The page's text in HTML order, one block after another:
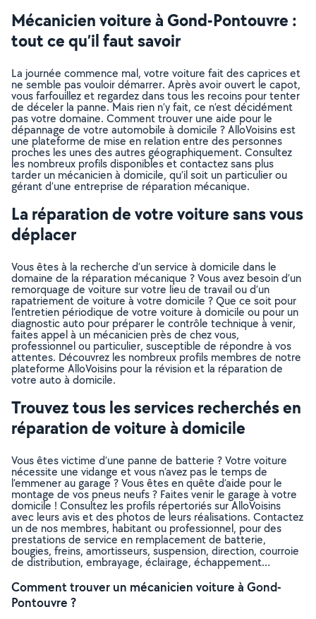
Mécanicien voiture à Gond-Pontouvre :
tout ce qu’il faut savoir
La journée commence mal, votre voiture fait des caprices et
ne semble pas vouloir démarrer. Après avoir ouvert le capot,
vous farfouillez et regardez dans tous les recoins pour tenter
de déceler la panne. Mais rien n’y fait, ce n’est décidément
pas votre domaine. Comment trouver une aide pour le
dépannage de votre automobile à domicile ? AlloVoisins est
une plateforme de mise en relation entre des personnes
proches les unes des autres géographiquement. Consultez
les nombreux profils disponibles et contactez sans plus
tarder un mécanicien à domicile, qu’il soit un particulier ou
gérant d’une entreprise de réparation mécanique.
La réparation de votre voiture sans vous
déplacer
Vous êtes à la recherche d’un service à domicile dans le
domaine de la réparation mécanique ? Vous avez besoin d’un
remorquage de voiture sur votre lieu de travail ou d’un
rapatriement de voiture à votre domicile ? Que ce soit pour
l’entretien périodique de votre voiture à domicile ou pour un
diagnostic auto pour préparer le contrôle technique à venir,
faites appel à un mécanicien près de chez vous,
professionnel ou particulier, susceptible de répondre à vos
attentes. Découvrez les nombreux profils membres de notre
plateforme AlloVoisins pour la révision et la réparation de
votre auto à domicile.
Trouvez tous les services recherchés en
réparation de voiture à domicile
Vous êtes victime d’une panne de batterie ? Votre voiture
nécessite une vidange et vous n’avez pas le temps de
l’emmener au garage ? Vous êtes en quête d’aide pour le
montage de vos pneus neufs ? Faites venir le garage à votre
domicile ! Consultez les profils répertoriés sur AlloVoisins
avec leurs avis et des photos de leurs réalisations. Contactez
un de nos membres, habitant ou professionnel, pour des
prestations de service en remplacement de batterie,
bougies, freins, amortisseurs, suspension, direction, courroie
de distribution, embrayage, éclairage, échappement…
Comment trouver un mécanicien voiture à Gond-
Pontouvre ?